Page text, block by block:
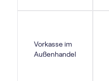
Vorkasse im
Außenhandel